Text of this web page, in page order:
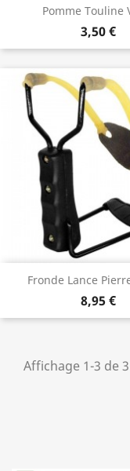
Pomme Touline
3,50 €
Fronde Lance
8,95 €
Affichage 1-3 de